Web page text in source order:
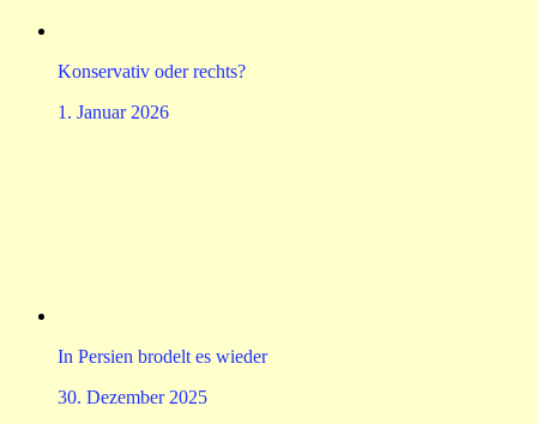
Konservativ oder rechts?
1. Januar 2026
In Persien brodelt es wieder
30. Dezember 2025